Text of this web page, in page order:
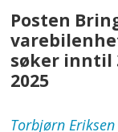
Posten
søker inntil
2025
Torbjørn Eriksen